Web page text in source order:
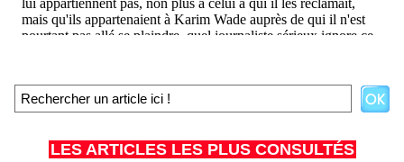
LES ARTICLES LES PLUS CONSULTÉS